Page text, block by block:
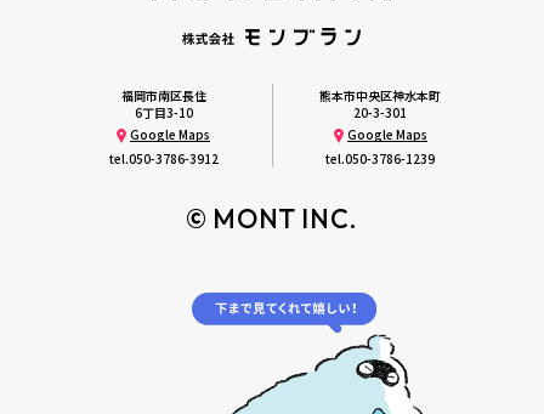
福岡市南区長住
6丁目3-10
Google Maps
tel.050-3786-3912
熊本市中央区神水本町
20-3-301
Google Maps
tel.050-3786-1239
© MONT INC.